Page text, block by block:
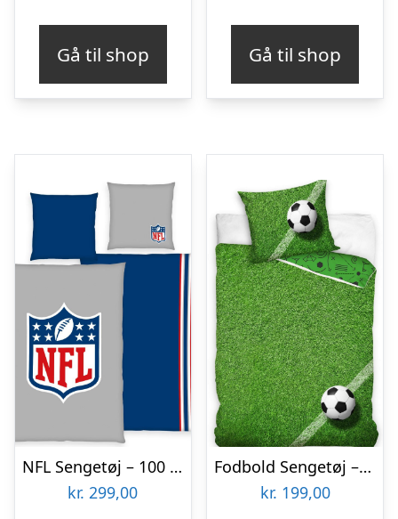
Gå til shop Gå til shop
NFL Sengetøj – 100 procent bomuld
kr. 299,00
Fodbold Sengetøj – 140×200 cm.
kr. 199,00